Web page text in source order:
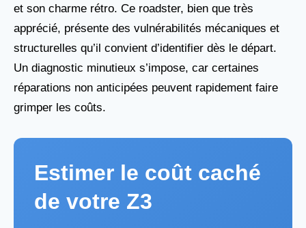
et son charme rétro. Ce roadster, bien que très
apprécié, présente des vulnérabilités mécaniques et
structurelles qu’il convient d’identifier dès le départ.
Un diagnostic minutieux s’impose, car certaines
réparations non anticipées peuvent rapidement faire
grimper les coûts.
Estimer le coût caché
de votre Z3